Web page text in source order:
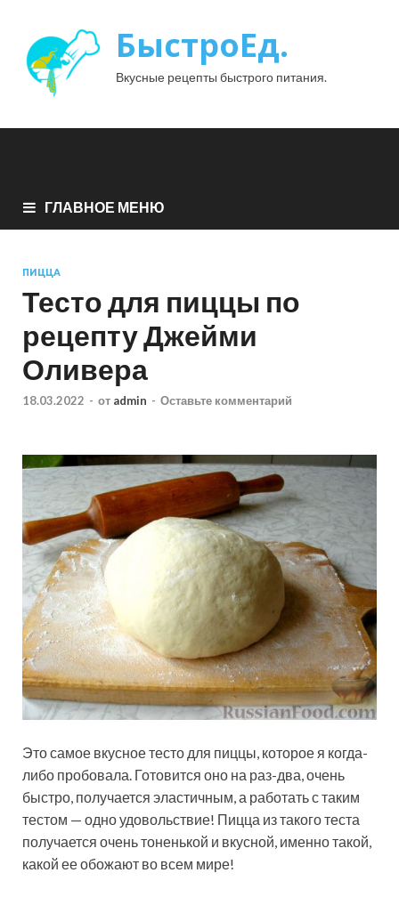
БыстроЕд.
Вкусные рецепты быстрого питания.
ГЛАВНОЕ МЕНЮ
ПИЦЦА
Тесто для пиццы по
рецепту Джейми
Оливера
18.03.2022 - от admin - Оставьте комментарий
Это самое вкусное тесто для пиццы, которое я когда-
либо пробовала. Готовится оно на раз-два, очень
быстро, получается эластичным, а работать с таким
тестом — одно удовольствие! Пицца из такого теста
получается очень тоненькой и вкусной, именно такой,
какой ее обожают во всем мире!